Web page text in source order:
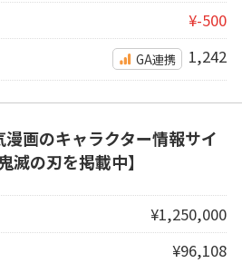
¥-500
GA連携 1,242
漫画のキャラクター情報サイ
滅の刃を掲載中】
¥1,250,000
¥96,108